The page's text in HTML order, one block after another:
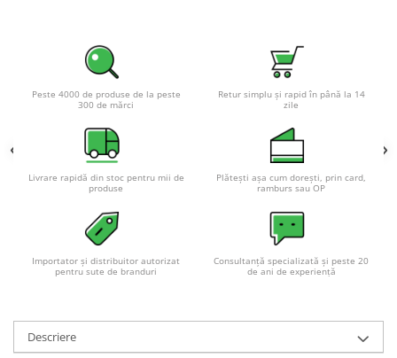
Tractiune / LiFePo4
Baterii si acumulatori gel si VRLA
6-12 V
Baterii si acumulatori AGM VRLA
Acumulatori Moto, ATV
SLA AGM (Sealed Lead Acid)
Marine & Caravan
Peste 4000 de produse de la peste
300 de mărci
Retur simplu și rapid în până la 14
zile
Livrare rapidă din stoc pentru mii de
produse
Plătești așa cum dorești, prin card,
ramburs sau OP
Importator și distribuitor autorizat
pentru sute de branduri
Consultanță specializată și peste 20
de ani de experiență
Descriere